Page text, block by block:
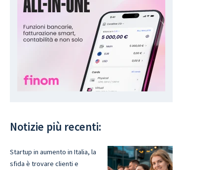
Notizie più recenti:
Startup in aumento in Italia, la
sfida è trovare clienti e